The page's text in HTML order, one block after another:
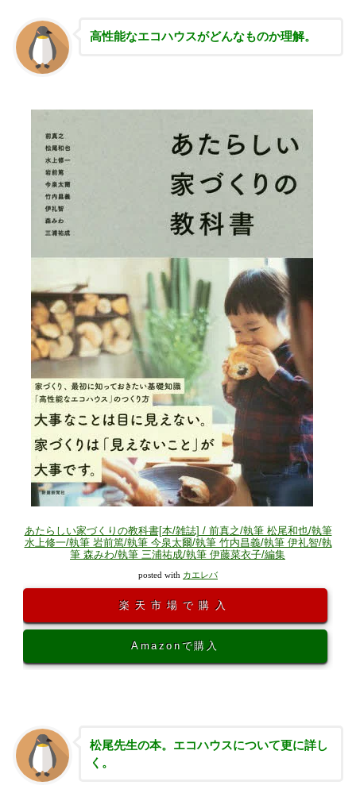
高性能なエコハウスがどんなものか理解。
あたらしい家づくりの教科書[本/雑誌] / 前真之/執筆 松尾和也/執筆
水上修一/執筆 岩前篤/執筆 今泉太爾/執筆 竹内昌義/執筆 伊礼智/執
筆 森みわ/執筆 三浦祐成/執筆 伊藤菜衣子/編集
posted with カエレバ
楽天市場で購入
Amazonで購入
松尾先生の本。エコハウスについて更に詳し
く。